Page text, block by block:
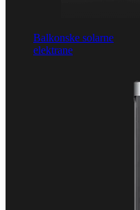
Balkonske solarne
elektrane